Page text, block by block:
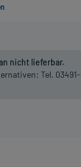
nicht lieferbar.
Tel.